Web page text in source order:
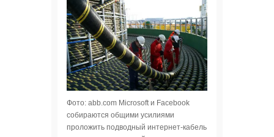
Фото: abb.com Мicrosoft и Facebook
собираются общими усилиями
проложить подводный интернет-кабель